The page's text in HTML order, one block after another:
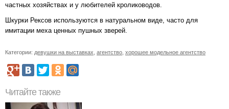
частных хозяйствах и у любителей кролиководов.
Шкурки Рексов используются в натуральном виде, часто для
имитации меха ценных пушных зверей.
Категории: девушки на выставках агентство хорошее модельное агентство
Читайте также